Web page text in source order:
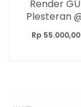
Render
Plesteran
Rp